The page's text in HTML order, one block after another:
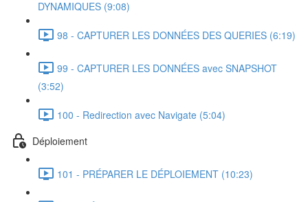
DYNAMIQUES (9:08)
98 - CAPTURER LES DONNÉES DES QUERIES (6:19)
99 - CAPTURER LES DONNÉES avec SNAPSHOT
(3:52)
100 - Redirection avec Navigate (5:04)
Déploiement
101 - PRÉPARER LE DÉPLOIEMENT (10:23)